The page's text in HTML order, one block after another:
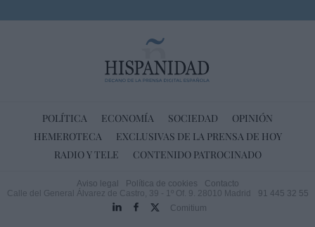
POLÍTICA ECONOMÍA SOCIEDAD
OPINIÓN
HEMEROTECA
EXCLUSIVAS DE LA PRENSA DE HOY
RADIO Y TELE
CONTENIDO PATROCINADO
Aviso legal Política de cookies
Contacto
Calle del General Álvarez de Castro, 39 - 1º Of. 9. 28010 Madrid
91 445 32 55
Comitium